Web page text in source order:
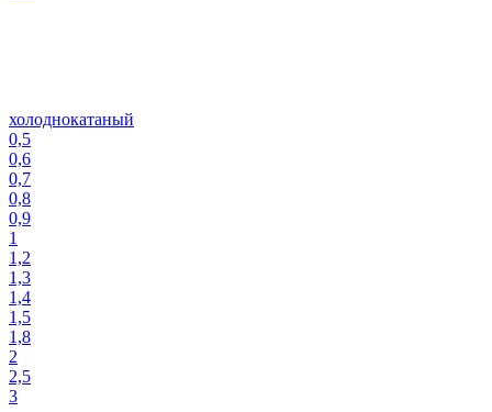
холоднокатаный
0,5
0,6
0,7
0,8
0,9
1
1,2
1,3
1,4
1,5
1,8
2
2,5
3